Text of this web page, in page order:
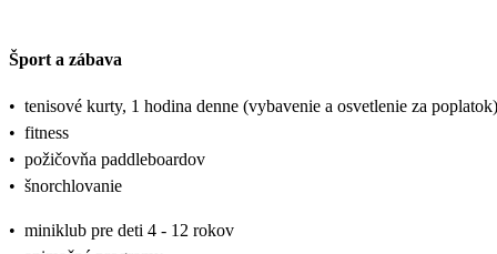
Šport a zábava
• tenisové kurty, 1 hodina denne (vybavenie a osvetlenie za poplatok)
• fitness
• požičovňa paddleboardov
• šnorchlovanie
• miniklub pre deti 4 - 12 rokov